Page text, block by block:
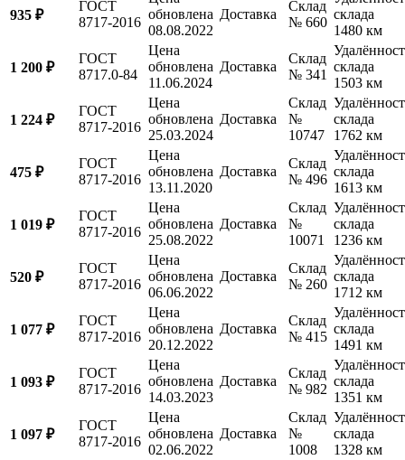
935 ₽
ГОСТ
8717-2016
обновлена
08.08.2022
Доставка
Склад
№ 660
склада
1480 км
1 200 ₽
ГОСТ
8717.0-84
Цена
обновлена
11.06.2024
Доставка
Склад
№ 341
склада
1503 км
1 224 ₽
ГОСТ
8717-2016
Цена
обновлена
25.03.2024
Доставка
Склад
№
10747
склада
1762 км
475 ₽
ГОСТ
8717-2016
Цена
обновлена
13.11.2020
Доставка
Склад
№ 496
склада
1613 км
1 019 ₽
ГОСТ
8717-2016
Цена
обновлена
25.08.2022
Доставка
Склад
№
10071
склада
1236 км
520 ₽
ГОСТ
8717-2016
Цена
обновлена
06.06.2022
Доставка
Склад
№ 260
склада
1712 км
1 077 ₽
ГОСТ
8717-2016
Цена
обновлена
20.12.2022
Доставка
Склад
№ 415
склада
1491 км
1 093 ₽
ГОСТ
8717-2016
Цена
обновлена
14.03.2023
Доставка
Склад
№ 982
склада
1351 км
1 097 ₽
ГОСТ
8717-2016
Цена
обновлена
02.06.2022
Доставка
Склад
№
1008
склада
1328 км